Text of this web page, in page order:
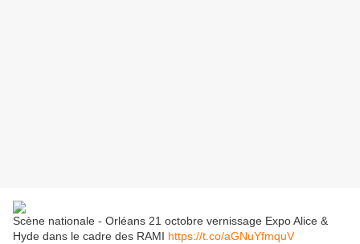
Scène nationale - Orléans​ 21 octobre vernissage Expo Alice &
Hyde dans le cadre des RAMI https://t.co/aGNuYfmquV